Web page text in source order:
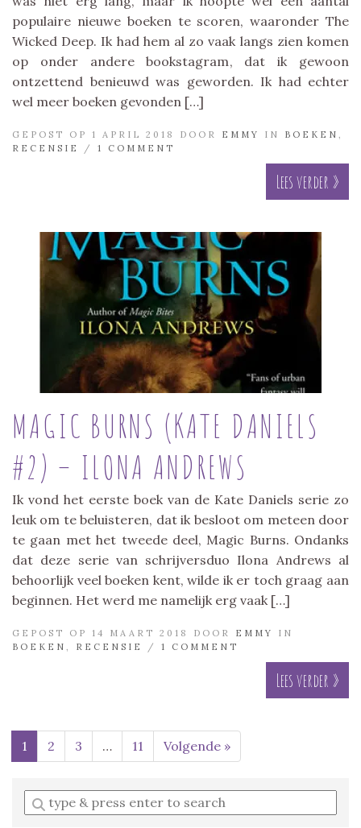
populaire nieuwe boeken te scoren, waaronder The
Wicked Deep. Ik had hem al zo vaak langs zien komen
op onder andere bookstagram, dat ik gewoon
ontzettend benieuwd was geworden. Ik had echter
wel meer boeken gevonden […]
GEPOST OP 1 APRIL 2018 DOOR EMMY IN BOEKEN
RECENSIE
/ 1 COMMENT
Lees verder »
MAGIC BURNS (KATE DANIELS
#2) – ILONA ANDREWS
Ik vond het eerste boek van de Kate Daniels serie zo
leuk om te beluisteren, dat ik besloot om meteen door
te gaan met het tweede deel, Magic Burns. Ondanks
dat deze serie van schrijversduo Ilona Andrews al
behoorlijk veel boeken kent, wilde ik er toch graag aan
beginnen. Het werd me namelijk erg vaak […]
GEPOST OP 14 MAART 2018 DOOR EMMY
IN
BOEKEN
RECENSIE / 1 COMMENT
Lees verder »
1 2 3 … 11 Volgende »
Enter
a